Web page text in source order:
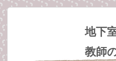
地下
教師